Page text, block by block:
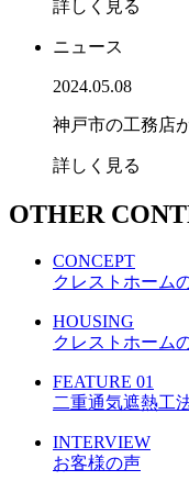
詳しく見る
ニュース
2024.05.08
神戸市の工務店
詳しく見る
OTHER
CONCEPT
クレストホーム
HOUSING
クレストホーム
FEATURE 01
二重通気遮熱工
INTERVIEW
お客様の声